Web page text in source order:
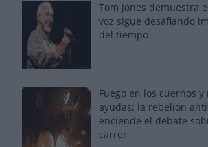
Tom Jones demuestra
voz sigue desafiando
del tiempo
Fuego en los cuernos
ayudas: la rebelión
enciende el debate
carrer'